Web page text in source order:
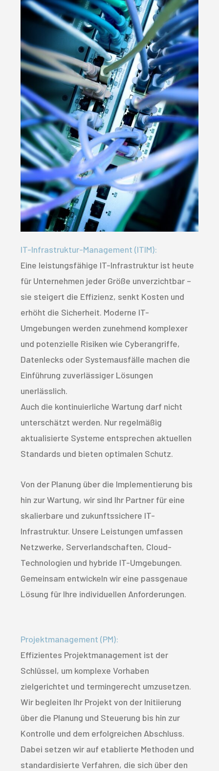
IT-Infrastruktur-Management (ITIM):
Eine leistungsfähige IT-Infrastruktur ist heute
für Unternehmen jeder Größe unverzichtbar –
sie steigert die Effizienz, senkt Kosten und
erhöht die Sicherheit. Moderne IT-
Umgebungen werden zunehmend komplexer
und potenzielle Risiken wie Cyberangriffe,
Datenlecks oder Systemausfälle machen die
Einführung zuverlässiger Lösungen
unerlässlich.
Auch die kontinuierliche Wartung darf nicht
unterschätzt werden. Nur regelmäßig
aktualisierte Systeme entsprechen aktuellen
Standards und bieten optimalen Schutz.
Von der Planung über die Implementierung bis
hin zur Wartung, wir sind Ihr Partner für eine
skalierbare und zukunftssichere IT-
Infrastruktur. Unsere Leistungen umfassen
Netzwerke, Serverlandschaften, Cloud-
Technologien und hybride IT-Umgebungen.
Gemeinsam entwickeln wir eine passgenaue
Lösung für Ihre individuellen Anforderungen.
Projektmanagement (PM):
Effizientes Projektmanagement ist der
Schlüssel, um komplexe Vorhaben
zielgerichtet und termingerecht umzusetzen.
Wir begleiten Ihr Projekt von der Initiierung
über die Planung und Steuerung bis hin zur
Kontrolle und dem erfolgreichen Abschluss.
Dabei setzen wir auf etablierte Methoden und
standardisierte Verfahren, die sich über den